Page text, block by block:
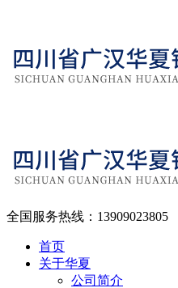
全国服务热线： 13909023805
首页
关于华夏
公司简介